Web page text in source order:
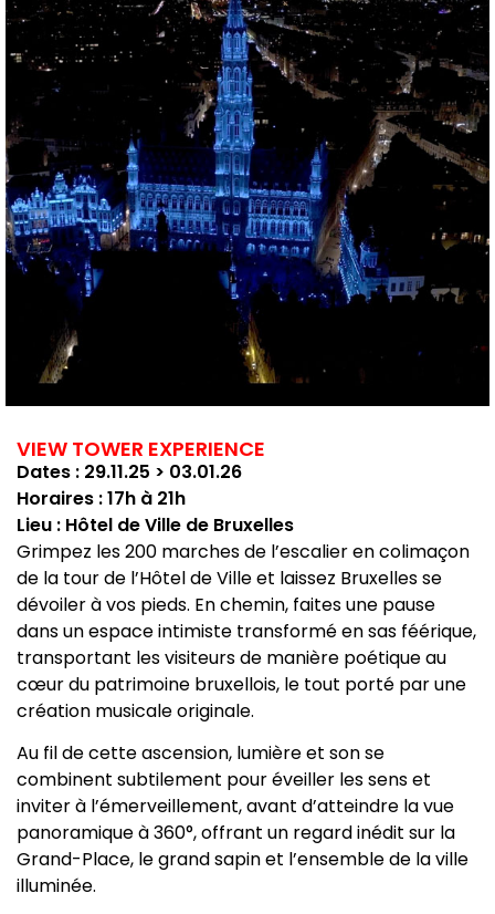
VIEW TOWER EXPERIENCE
Dates : 29.11.25 > 03.01.26
Horaires : 17h à 21h
Lieu : Hôtel de Ville de Bruxelles
Grimpez les 200 marches de l’escalier en colimaçon
de la tour de l’Hôtel de Ville et laissez Bruxelles se
dévoiler à vos pieds. En chemin, faites une pause
dans un espace intimiste transformé en sas féérique,
transportant les visiteurs de manière poétique au
cœur du patrimoine bruxellois, le tout porté par une
création musicale originale.
Au fil de cette ascension, lumière et son se
combinent subtilement pour éveiller les sens et
inviter à l’émerveillement, avant d’atteindre la vue
panoramique à 360°, offrant un regard inédit sur la
Grand-Place, le grand sapin et l’ensemble de la ville
illuminée.